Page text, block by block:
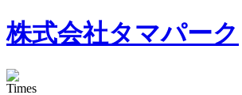
株式会社タマパーク